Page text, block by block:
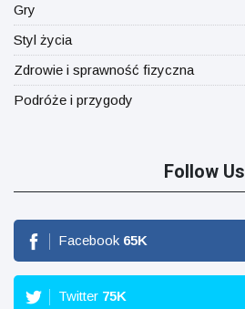
Gry
Styl życia
Zdrowie i sprawność fizyczna
Podróże i przygody
Follow Us
Facebook 65K
Twitter 75K